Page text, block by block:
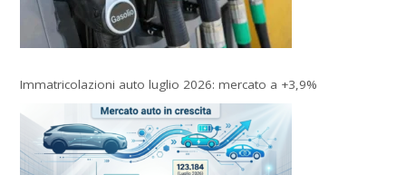
Immatricolazioni auto luglio 2026: mercato a +3,9%